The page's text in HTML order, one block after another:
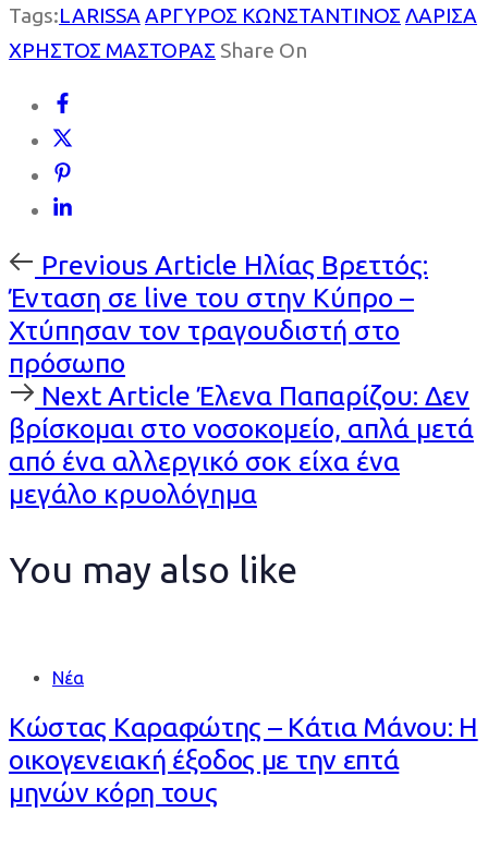
Tags:LARISSA ΑΡΓΥΡΟΣ ΚΩΝΣΤΑΝΤΙΝΟΣ ΛΑΡΙΣΑ
ΧΡΗΣΤΟΣ ΜΑΣΤΟΡΑΣ Share On
Previous
Article
Previous Article Ηλίας Βρεττός:
Ένταση σε live του στην Κύπρο –
Χτύπησαν τον τραγουδιστή στο
πρόσωπο
Next
Article
Next ArticleΈλενα Παπαρίζου: Δεν
βρίσκομαι στο νοσοκομείο, απλά μετά
από ένα αλλεργικό σοκ είχα ένα
μεγάλο κρυολόγημα
You may also like
Νέα
Κώστας Καραφώτης – Κάτια Μάνου: Η
οικογενειακή έξοδος με την επτά
μηνών κόρη τους